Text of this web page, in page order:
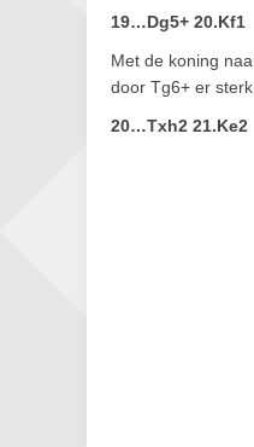
19…Dg5+ 20.Kf1
Met de koning
door Tg6+ er sterk
20…Txh2 21.Ke2